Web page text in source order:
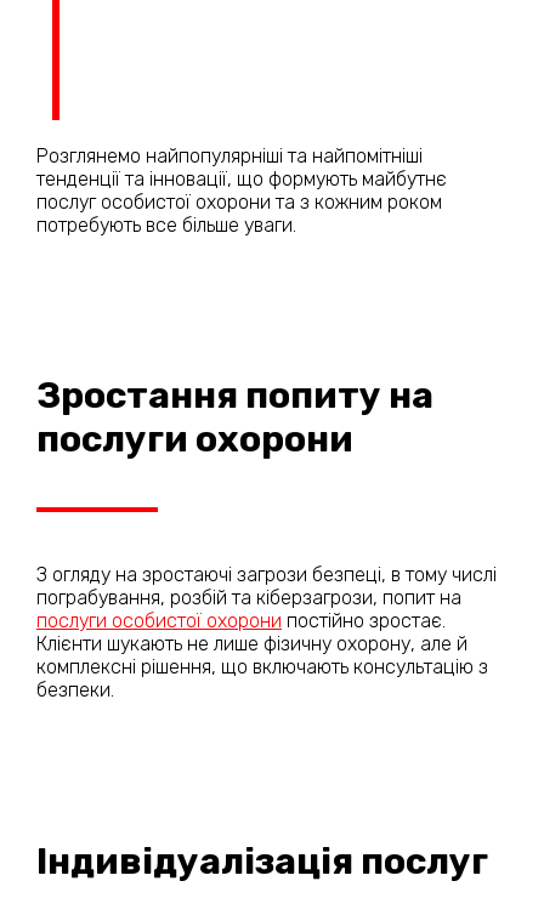
Розглянемо найпопулярніші та найпомітніші
тенденції та інновації, що формують майбутнє
послуг особистої охорони та з кожним роком
потребують все більше уваги.
Зростання попиту на
послуги охорони
З огляду на зростаючі загрози безпеці, в тому числі
пограбування, розбій та кіберзагрози, попит на
послуги особистої охорони постійно зростає.
Клієнти шукають не лише фізичну охорону, але й
комплексні рішення, що включають консультацію з
безпеки.
Індивідуалізація послуг